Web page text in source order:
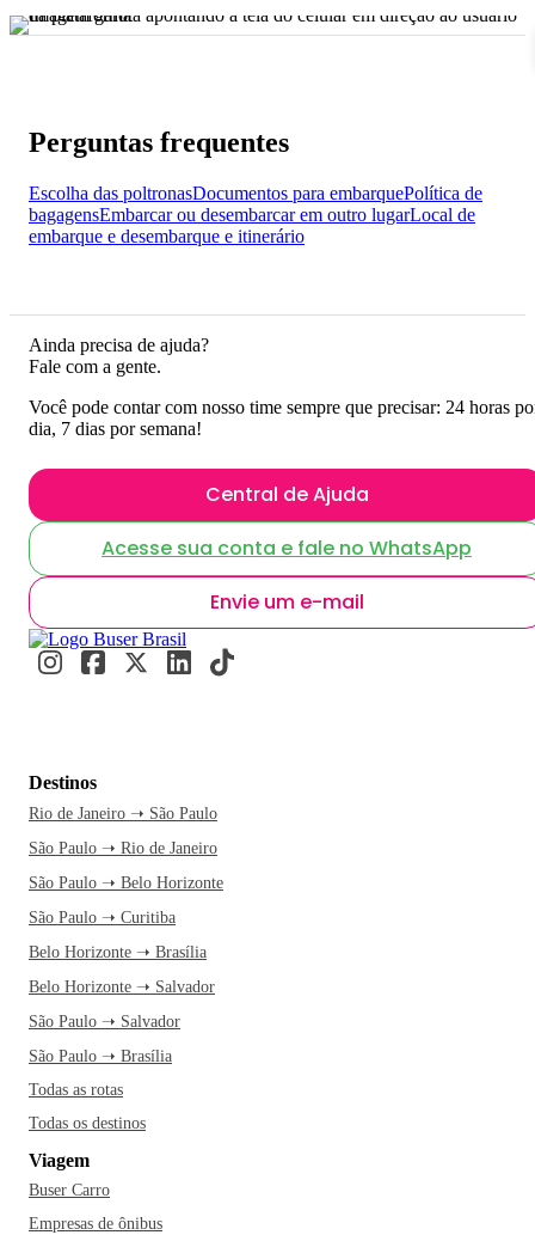
Perguntas frequentes
Escolha das poltronasDocumentos para embarquePolítica de
bagagensEmbarcar ou desembarcar em outro lugarLocal de
embarque e desembarque e itinerário
Ainda precisa de ajuda?
Fale com a gente.
Você pode contar com nosso time sempre que precisar: 24 horas
dia, 7 dias por semana!
Central de Ajuda
Acesse sua conta e fale no WhatsApp
Envie um e-mail
Destinos
Rio de Janeiro ➝ São Paulo
São Paulo ➝ Rio de Janeiro
São Paulo ➝ Belo Horizonte
São Paulo ➝ Curitiba
Belo Horizonte ➝ Brasília
Belo Horizonte ➝ Salvador
São Paulo ➝ Salvador
São Paulo ➝ Brasília
Todas as rotas
Todas os destinos
Viagem
Buser Carro
Empresas de ônibus